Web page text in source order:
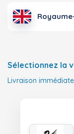
Sélectionnez la
Livraison